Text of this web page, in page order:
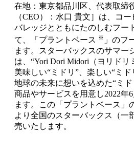
在地：東京都品川区、代表取締
（CEO）：水口 貴文］は、コ
バレッジとともにたのしむフー
て、「プラントベース ※ 」のフ
ます。スターバックスのサマー
は、“Yori Dori Midori（ヨリドリ
美味しい“ミドリ”、楽しい“ミ
地球の未来に想いを込めた“ミド
商品やサービスを用意し2022年
ます。この「プラントベース」
より全国のスターバックス（一
売いたします。